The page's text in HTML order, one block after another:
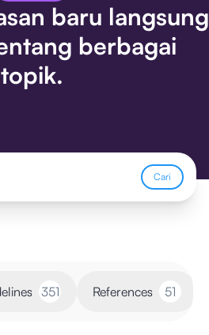
baru langsung
berbagai
topik.
Cari
351 References 51